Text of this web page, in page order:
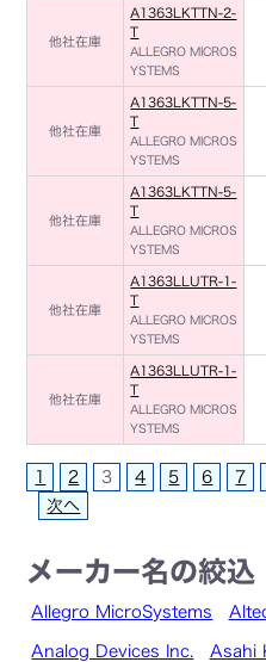
他社在庫
A1363LKTTN-2-
T
ALLEGRO MICROS
YSTEMS
他社在庫
A1363LKTTN-5-
T
ALLEGRO MICROS
YSTEMS
他社在庫
A1363LKTTN-5-
T
ALLEGRO MICROS
YSTEMS
他社在庫
A1363LLUTR-1-
T
ALLEGRO MICROS
YSTEMS
他社在庫
A1363LLUTR-1-
T
ALLEGRO MICROS
YSTEMS
1 2 3 4 5 6 7
次へ
メーカー名の絞込
Allegro MicroSystems
Analog Devices Inc. Asahi